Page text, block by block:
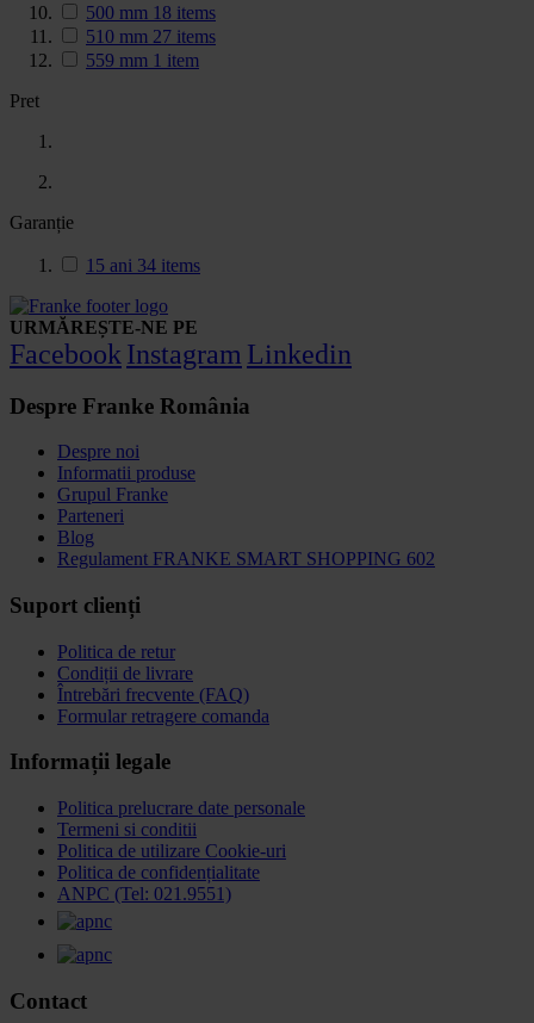
500 mm 18 items
510 mm 27 items
559 mm 1 item
Pret
Garanție
15 ani 34 items
URMĂREȘTE-NE PE
Facebook Instagram Linkedin
Despre Franke România
Despre noi
Informatii produse
Grupul Franke
Parteneri
Blog
Regulament FRANKE SMART SHOPPING 602
Suport clienți
Politica de retur
Condiții de livrare
Întrebări frecvente (FAQ)
Formular retragere comanda
Informații legale
Politica prelucrare date personale
Termeni si conditii
Politica de utilizare Cookie-uri
Politica de confidențialitate
ANPC (Tel: 021.9551)
Contact